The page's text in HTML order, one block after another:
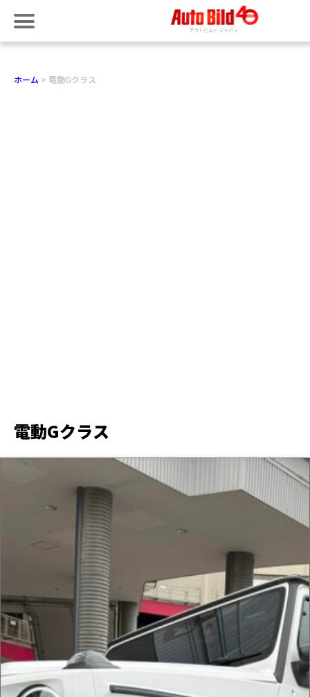
ホーム 電動Gクラス
電動Gクラス